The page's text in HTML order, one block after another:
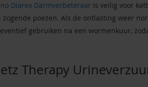
Diarex Darmverbeteraaris veilig voor
zogende poezen. Als de ontlasting weer
gebruiken na een wormenkuur,
Therapy